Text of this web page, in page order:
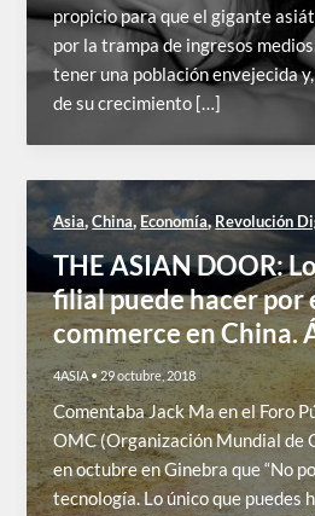
propicio para que el gigante
por la trampa de ingresos
tener una población envejecida
de su crecimiento […]
Asia,China, Economía, Revolución
THE ASIAN DOOR:
filial puede hacer por
commerce en China.
4ASIA•29 octubre, 2018
Comentaba Jack Ma en el Foro
OMC (Organización Mundial de
en octubre en Ginebra que “No
tecnología. Lo único que puedes